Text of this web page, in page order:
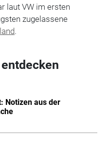
laut VW im ersten
zugelassene
.
Notizen aus der